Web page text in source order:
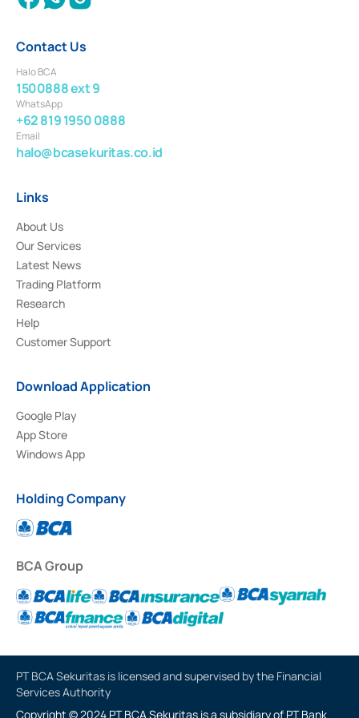
Contact Us
Halo BCA
1500888 ext 9
WhatsApp
+62 819 1950 0888
Email
halo@bcasekuritas.co.id
Links
About Us
Our Services
Latest News
Trading Platform
Research
Help
Customer Support
Download Application
Google Play
App Store
Windows App
Holding Company
BCA Group
PT BCA Sekuritas is licensed and supervised by the Financial
Services Authority
Copyright © 2024 PT BCA Sekuritas is a subsidiary of PT Bank